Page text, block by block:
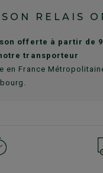
RELAIS
offerte à partir de
transporteur
en France